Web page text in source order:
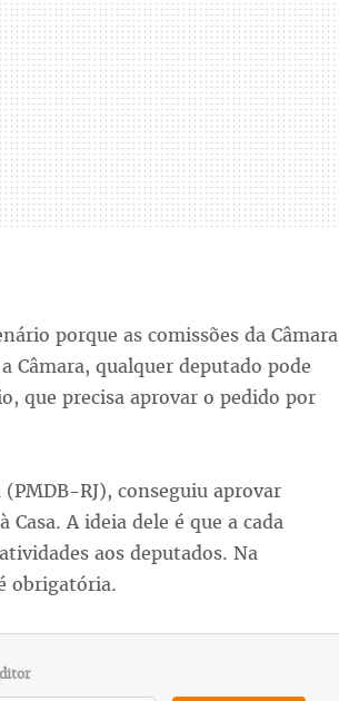
porque as comissões da Câmara
Câmara, qualquer deputado pode
que precisa aprovar o pedido por
RJ), conseguiu aprovar
A ideia dele é que a cada
aos deputados. Na
obrigatória.